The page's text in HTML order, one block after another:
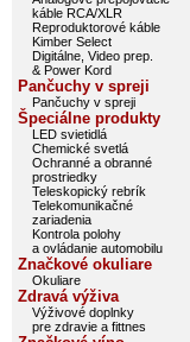
káble RCA/XLR
Reproduktorové káble
Kimber Select
Digitálne, Video prep.
& Power Kord
Pančuchy v spreji
Pančuchy v spreji
Špeciálne produkty
LED svietidlá
Chemické svetlá
Ochranné a obranné
prostriedky
Teleskopický rebrík
Telekomunikačné
zariadenia
Kontrola polohy
a ovládanie automobilu
Značkové okuliare
Okuliare
Zdravá výživa
Výživové doplnky
pre zdravie a fittnes